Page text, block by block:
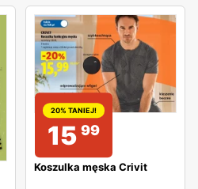
20% TANIEJ!
15 99
Koszulka męska Crivit